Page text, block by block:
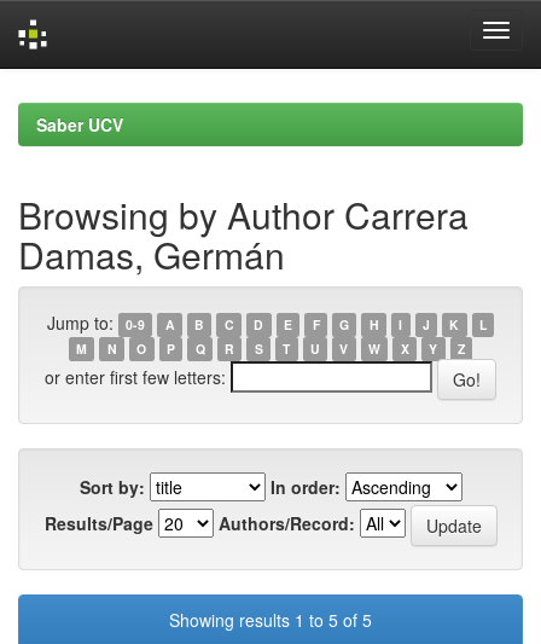
navigationSaber UCV
Browsing by Author Carrera
Damas, Germán
Jump to: 0-9 A B C D E F G H I J K
L
M
N O P Q R S T U V W X Y Z
or enter first few letters:
Sort by:
In order:
Results/Page
Authors/Record:
Showing results 1 to 5 of 5